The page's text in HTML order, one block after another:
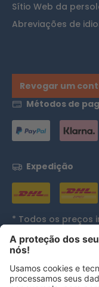
Sítio Web da
Abreviações de
Revogar um
Métodos de
Expedição
* Todos os preços
e, se aplicável,
se indicado de